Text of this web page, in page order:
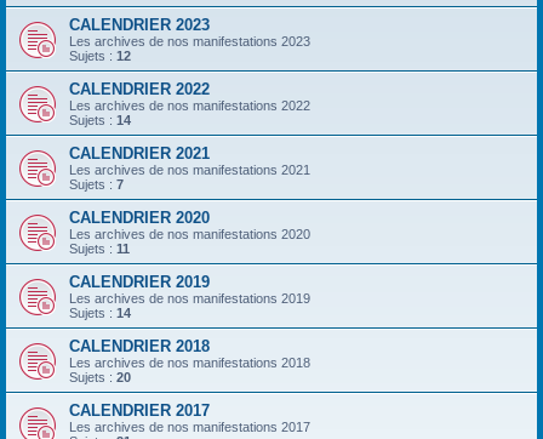
CALENDRIER 2023
Les archives de nos manifestations 2023
Sujets : 12
CALENDRIER 2022
Les archives de nos manifestations 2022
Sujets : 14
CALENDRIER 2021
Les archives de nos manifestations 2021
Sujets : 7
CALENDRIER 2020
Les archives de nos manifestations 2020
Sujets : 11
CALENDRIER 2019
Les archives de nos manifestations 2019
Sujets : 14
CALENDRIER 2018
Les archives de nos manifestations 2018
Sujets : 20
CALENDRIER 2017
Les archives de nos manifestations 2017